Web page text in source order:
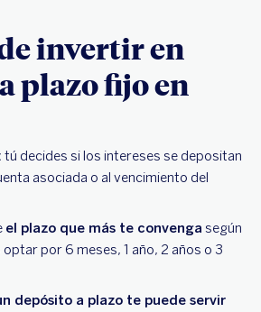
invertir en
plazo fijo en
tú decides si los intereses se depositan
asociada o al vencimiento del
el plazo que más te convenga según
por 6 meses, 1 año, 2 años o 3
depósito a plazo te puede servir